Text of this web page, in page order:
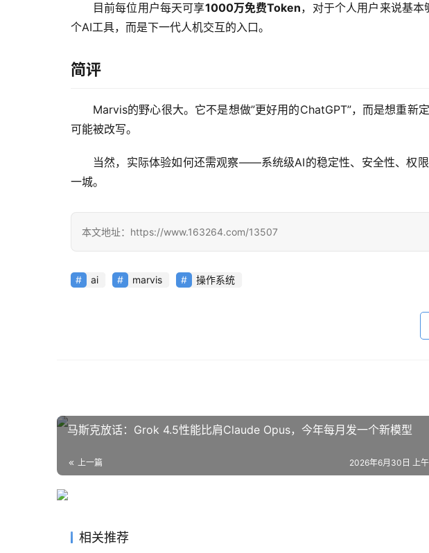
目前每位用户每天可享1000万免费Token，对于个人用户来说基
个AI工具，而是下一代人机交互的入口。
简评
Marvis的野心很大。它不是想做”更好用的ChatGPT”，而是想重新
可能被改写。
当然，实际体验如何还需观察——系统级AI的稳定性、安全性、权
一城。
本文地址：https://www.163264.com/13507
ai marvis 操作系统
马斯克放话：Grok 4.5性能比肩Claude Opus，今年每月发一个新模型
上一篇 2026年6月30日 上
相关推荐